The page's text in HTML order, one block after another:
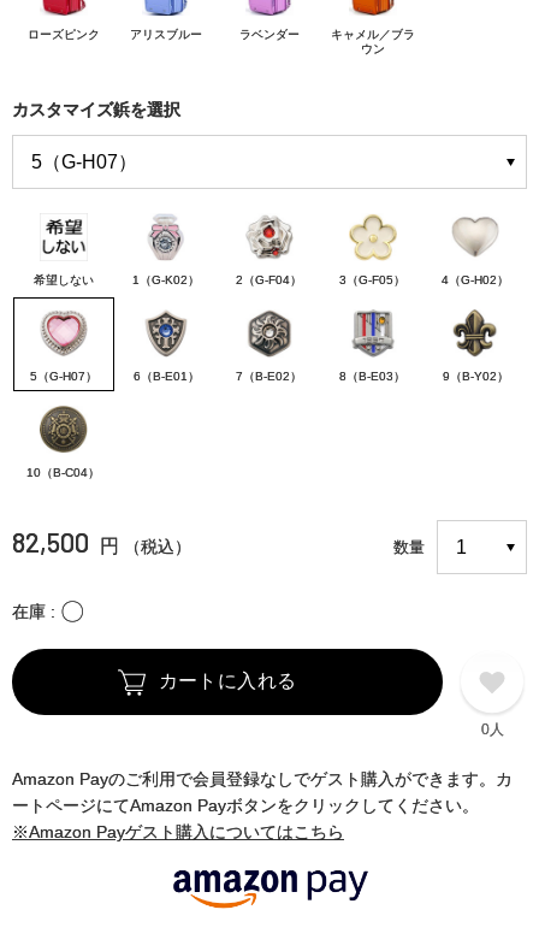
ローズピンク アリスブルー ラベンダー
キャメル／ブラ
ウン
カスタマイズ鋲を選択
希望しない 1（G-K02） 2（G-F04） 3（G-F05） 4（G-H02）
5（G-H07） 6（B-E01） 7（B-E02） 8（B-E03） 9（B-Y02）
10（B-C04）
82,500 円 （税込） 数量
在庫 〇
カートに入れる
0人
Amazon Payのご利用で会員登録なしでゲスト購入ができます。カ
ートページにてAmazon Payボタンをクリックしてください。
※Amazon Payゲスト購入についてはこちら